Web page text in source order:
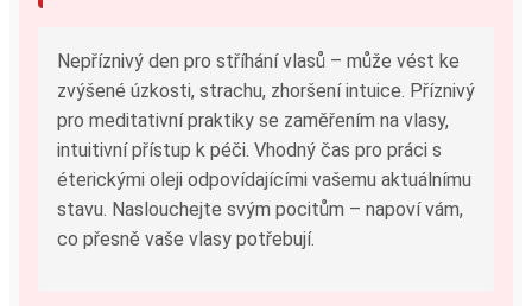
Nepříznivý den pro stříhání vlasů – může vést ke
zvýšené úzkosti, strachu, zhoršení intuice. Příznivý
pro meditativní praktiky se zaměřením na vlasy,
intuitivní přístup k péči. Vhodný čas pro práci s
éterickými oleji odpovídajícími vašemu aktuálnímu
stavu. Naslouchejte svým pocitům – napoví vám,
co přesně vaše vlasy potřebují.